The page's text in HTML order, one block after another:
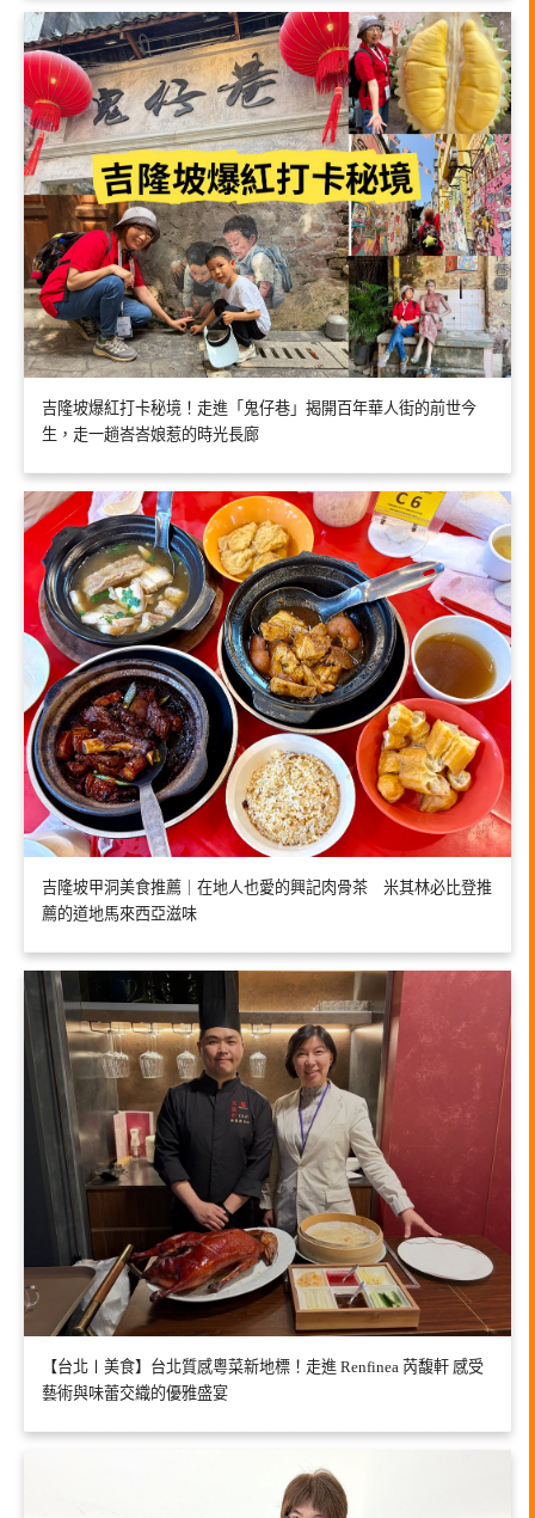
吉隆坡爆紅打卡秘境！走進「鬼仔巷」揭開百年華人街的前世今
生，走一趟峇峇娘惹的時光長廊
吉隆坡甲洞美食推薦｜在地人也愛的興記肉骨茶 米其林必比登推
薦的道地馬來西亞滋味
【台北〡美食】台北質感粵菜新地標！走進 Renfinea 芮馥軒 感受
藝術與味蕾交織的優雅盛宴